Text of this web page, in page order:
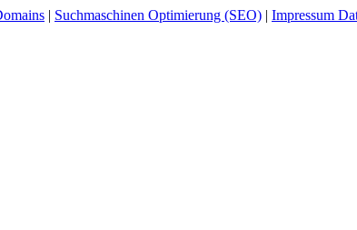
| Suchmaschinen Optimierung (SEO) | Impressum